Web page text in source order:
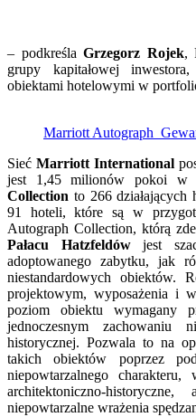
– podkreśla Grzegorz Rojek,
grupy kapitałowej
obiektami hotelowymi w
Marriott
Sieć Marriott International
jest 1,45 milionów pokoi w
Collection to 266
91 hoteli, które są w
Autograph Collection, którą
Pałacu Hatzfeldówjest
adoptowanego zabytku, jak
niestandardowych obiektów.
projektowym, wyposażenia i
poziom obiektu wymagany
jednoczesnym zachowaniu
historycznej. Pozwala to na
takich obiektów poprzez
niepowtarzalnego
architektoniczno-
niepowtarzalne wrażenia